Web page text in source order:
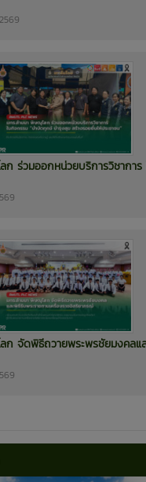
ก ร่วมออกหน่วยบริการวิชาการ
ก จัดพิธีถวายพระพรชัยมงคลแ